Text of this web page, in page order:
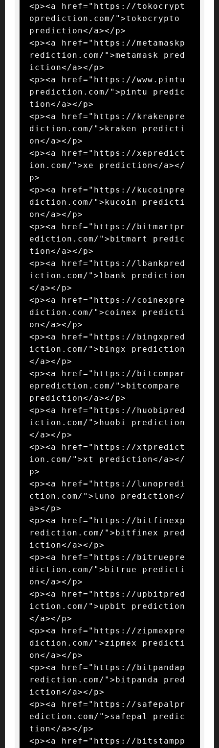
<p><a href="https://tokocrypt
oprediction.com/">tokocrypto
prediction</a></p>
<p><a href="https://metamaskp
rediction.com/">metamask pred
iction</a></p>
<p><a href="https://www.pintu
prediction.com/">pintu predic
tion</a></p>
<p><a href="https://krakenpre
diction.com/">kraken predicti
on</a></p>
<p><a href="https://xepredict
ion.com/">xe prediction</a></
p>
<p><a href="https://kucoinpre
diction.com/">kucoin predicti
on</a></p>
<p><a href="https://bitmartpr
ediction.com/">bitmart predic
tion</a></p>
<p><a href="https://lbankpred
iction.com/">lbank prediction
</a></p>
<p><a href="https://coinexpre
diction.com/">coinex predicti
on</a></p>
<p><a href="https://bingxpred
iction.com/">bingx prediction
</a></p>
<p><a href="https://bitcompar
eprediction.com/">bitcompare
prediction</a></p>
<p><a href="https://huobipred
iction.com/">huobi prediction
</a></p>
<p><a href="https://xtpredict
ion.com/">xt prediction</a></
p>
<p><a href="https://lunopredi
ction.com/">luno prediction</
a></p>
<p><a href="https://bitfinexp
rediction.com/">bitfinex pred
iction</a></p>
<p><a href="https://bitruepre
diction.com/">bitrue predicti
on</a></p>
<p><a href="https://upbitpred
iction.com/">upbit prediction
</a></p>
<p><a href="https://zipmexpre
diction.com/">zipmex predicti
on</a></p>
<p><a href="https://bitpandap
rediction.com/">bitpanda pred
iction</a></p>
<p><a href="https://safepalpr
ediction.com/">safepal predic
tion</a></p>
<p><a href="https://bitstampp